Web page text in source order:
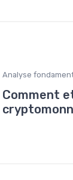
Analyse
Comment